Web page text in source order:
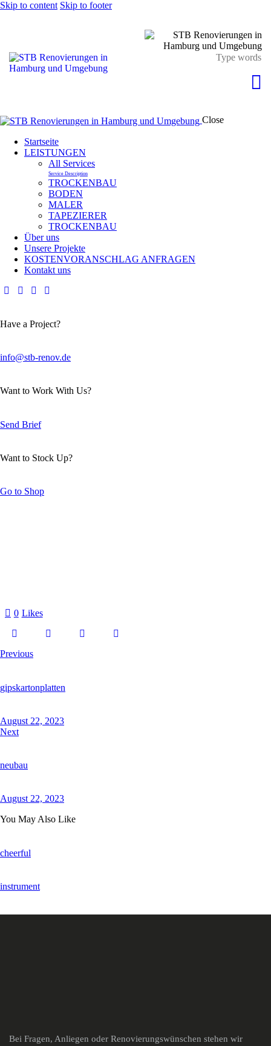
Skip to content Skip to footer
Close
Startseite
LEISTUNGEN
All Services
Service Description
TROCKENBAU
BODEN
MALER
TAPEZIERER
TROCKENBAU
Über uns
Unsere Projekte
KOSTENVORANSCHLAG ANFRAGEN
Kontakt uns
Have a Project?
info@stb-renov.de
Want to Work With Us?
Send Brief
Want to Stock Up?
Go to Shop
0 Likes
Previous
gipskartonplatten
August 22, 2023
Next
neubau
August 22, 2023
You May Also Like
cheerful
instrument
Bei Fragen, Anliegen oder Renovierungswünschen stehen wir